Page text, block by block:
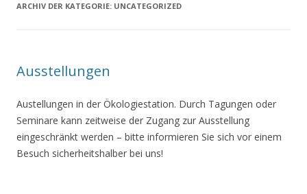
ARCHIV DER KATEGORIE: UNCATEGORIZED
Ausstellungen
Austellungen in der Ökologiestation. Durch Tagungen oder
Seminare kann zeitweise der Zugang zur Ausstellung
eingeschränkt werden – bitte informieren Sie sich vor einem
Besuch sicherheitshalber bei uns!